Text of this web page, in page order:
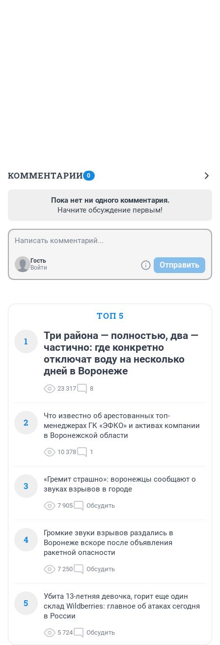
КОММЕНТАРИИ 0
Пока нет ни одного комментария.
Начните обсуждение первым!
Гость
Войти
Отправить
ТОП 5
1
Три района — полностью, два —
частично: где конкретно
отключат воду на несколько
дней в Воронеже
23 317 8
2
Что известно об арестованных топ-
менеджерах ГК «ЭФКО» и активах компании
в Воронежской области
10 378 1
3
«Гремит страшно»: воронежцы сообщают о
звуках взрывов в городе
7 905 Обсудить
4
Громкие звуки взрывов раздались в
Воронеже вскоре после объявления
ракетной опасности
7 250 Обсудить
5
Убита 13-летняя девочка, горит еще один
склад Wildberries: главное об атаках сегодня
в России
5 724 Обсудить